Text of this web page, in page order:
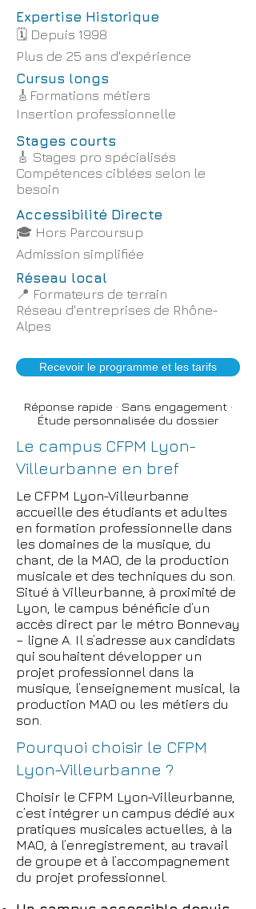
Expertise Historique
🗓️ Depuis 1998
Plus de 25 ans d'expérience
Cursus longs
🎸 Formations métiers
Insertion professionnelle
Stages courts
🎸 Stages pro spécialisés
Compétences ciblées selon le
besoin
Accessibilité Directe
🎓 Hors Parcoursup
Admission simplifiée
Réseau local
📍 Formateurs de terrain
Réseau d'entreprises de Rhône-
Alpes
Recevoir le programme et les tarifs
Réponse rapide · Sans engagement ·
Étude personnalisée du dossier
Le campus CFPM Lyon-
Villeurbanne en bref
Le CFPM Lyon-Villeurbanne
accueille des étudiants et adultes
en formation professionnelle dans
les domaines de la musique, du
chant, de la MAO, de la production
musicale et des techniques du son.
Situé à Villeurbanne, à proximité de
Lyon, le campus bénéficie d’un
accès direct par le métro Bonnevay
– ligne A. Il s’adresse aux candidats
qui souhaitent développer un
projet professionnel dans la
musique, l’enseignement musical, la
production MAO ou les métiers du
son.
Pourquoi choisir le CFPM
Lyon-Villeurbanne ?
Choisir le CFPM Lyon-Villeurbanne,
c’est intégrer un campus dédié aux
pratiques musicales actuelles, à la
MAO, à l’enregistrement, au travail
de groupe et à l’accompagnement
du projet professionnel.